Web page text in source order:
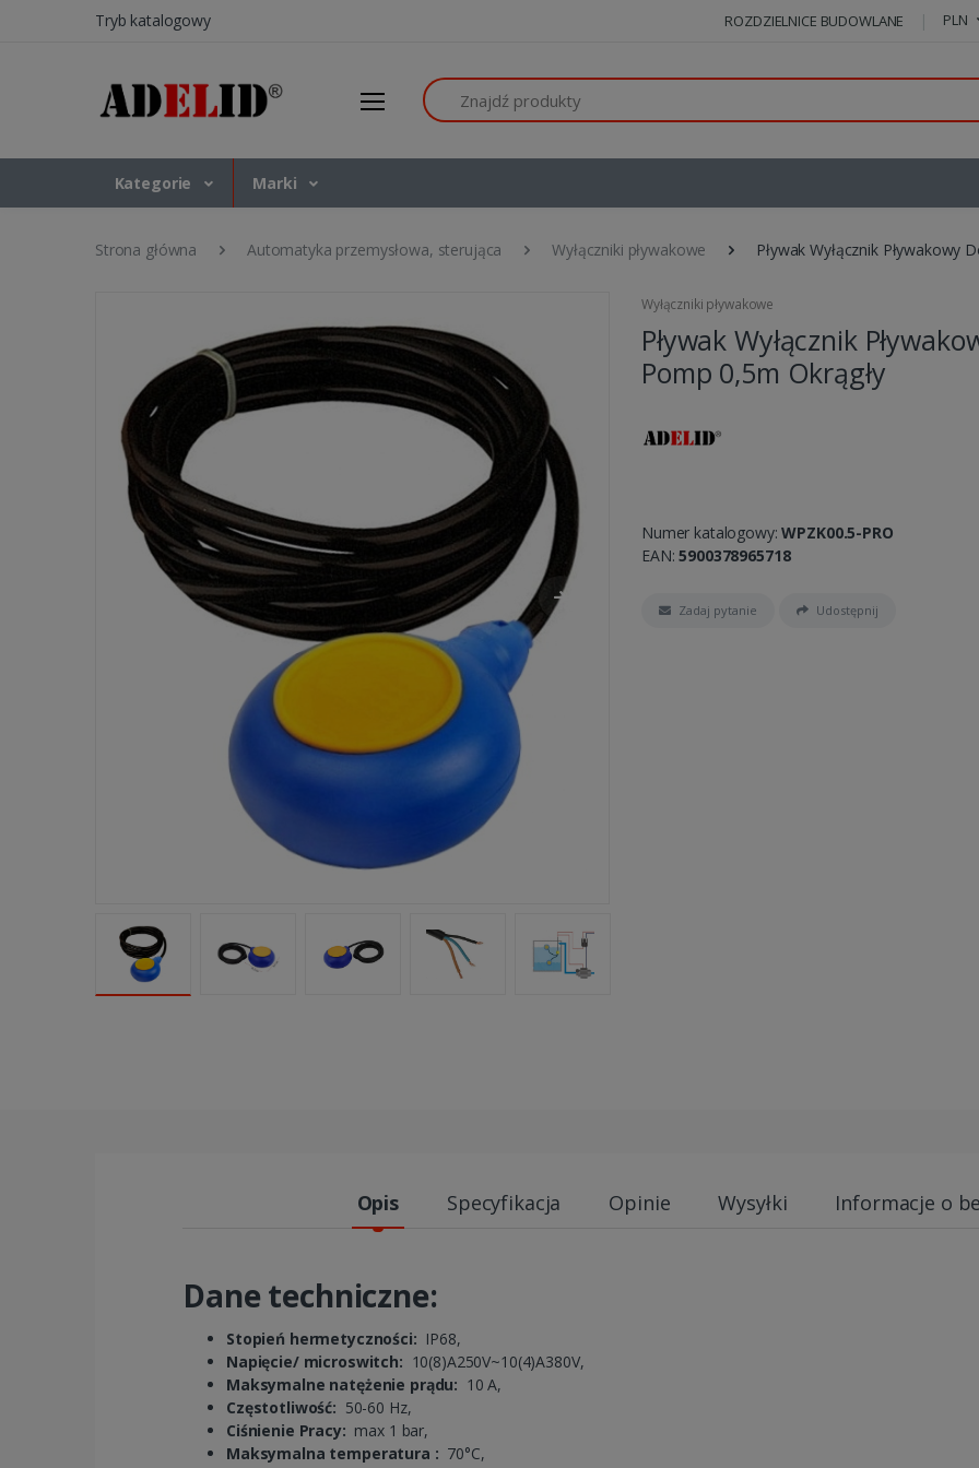
Tryb katalogowy ROZDZIELNICE BUDOWLANE PLN
Szukaj
Kategorie Marki
Strona główna Automatyka przemysłowa, sterująca Wyłączniki pływakowe Pływak Wyłącznik Pływakowy
Wyłączniki pływakowe
Pływak Wyłącznik
Pomp 0,5m Okrągły
Numer katalogowy:WPZK00.5-PRO
EAN:5900378965718
Zadaj pytanie Udostępnij
Opis Specyfikacja Opinie Wysyłki Informacje o
Dane techniczne:
Stopień hermetyczności: IP68,
Napięcie/ microswitch: 10(8)A250V~10(4)A380V,
Maksymalne natężenie prądu: 10 A,
Częstotliwość: 50-60 Hz,
Ciśnienie Pracy: max 1 bar,
Maksymalna temperatura : 70°C,